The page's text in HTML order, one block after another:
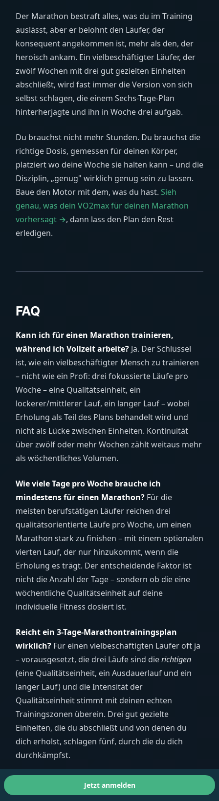
Der Marathon bestraft alles, was du im Training
auslässt, aber er belohnt den Läufer, der
konsequent angekommen ist, mehr als den, der
heroisch ankam. Ein vielbeschäftigter Läufer, der
zwölf Wochen mit drei gut gezielten Einheiten
abschließt, wird fast immer die Version von sich
selbst schlagen, die einem Sechs-Tage-Plan
hinterherjagte und ihn in Woche drei aufgab.
Du brauchst nicht mehr Stunden. Du brauchst die
richtige Dosis, gemessen für deinen Körper,
platziert wo deine Woche sie halten kann – und die
Disziplin, „genug" wirklich genug sein zu lassen.
Baue den Motor mit dem, was du hast. Sieh
genau, was dein VO2max für deinen Marathon
vorhersagt →, dann lass den Plan den Rest
erledigen.
FAQ
Kann ich für einen Marathon trainieren,
während ich Vollzeit arbeite? Ja. Der Schlüssel
ist, wie ein vielbeschäftigter Mensch zu trainieren
– nicht wie ein Profi: drei fokussierte Läufe pro
Woche – eine Qualitätseinheit, ein
lockerer/mittlerer Lauf, ein langer Lauf – wobei
Erholung als Teil des Plans behandelt wird und
nicht als Lücke zwischen Einheiten. Kontinuität
über zwölf oder mehr Wochen zählt weitaus mehr
als wöchentliches Volumen.
Wie viele Tage pro Woche brauche ich
mindestens für einen Marathon? Für die
meisten berufstätigen Läufer reichen drei
qualitätsorientierte Läufe pro Woche, um einen
Marathon stark zu finishen – mit einem optionalen
vierten Lauf, der nur hinzukommt, wenn die
Erholung es trägt. Der entscheidende Faktor ist
nicht die Anzahl der Tage – sondern ob die eine
wöchentliche Qualitätseinheit auf deine
individuelle Fitness dosiert ist.
Reicht ein 3-Tage-Marathontrainingsplan
wirklich? Für einen vielbeschäftigten Läufer oft ja
– vorausgesetzt, die drei Läufe sind dierichtigen
(eine Qualitätseinheit, ein Ausdauerlauf und ein
langer Lauf) und die Intensität der
Qualitätseinheit stimmt mit deinen echten
Trainingszonen überein. Drei gut gezielte
Einheiten, die du abschließt und von denen du
dich erholst, schlagen fünf, durch die du dich
durchkämpfst.
Reichen drei Läufe pro Woche, wenn ich bei null
anfange?Nein. Drei Läufe sind eine
Jetzt anmelden